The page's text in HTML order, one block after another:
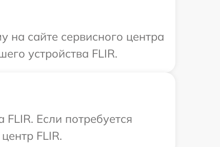
на сайте сервисного центра
устройства FLIR.
Если потребуется
FLIR.